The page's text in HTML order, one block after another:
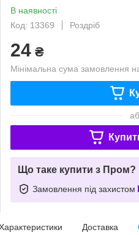
В наявності
Код: 13369
Роздріб
24 ₴
Мінімальна сума замовлення
Що таке купити з Пром?
Замовлення під захистом
Доставка